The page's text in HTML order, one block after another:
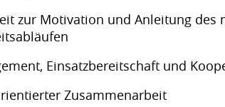
zur Motivation und Anleitung
Einsatzbereitschaft und
Zusammenarbeit